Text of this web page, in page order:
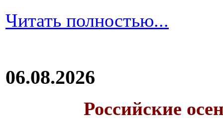
Читать полностью...
06.08.2026
Российские